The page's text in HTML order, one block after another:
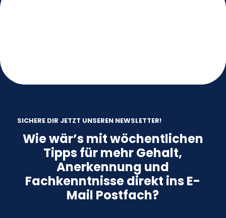
SICHERE DIR JETZT UNSEREN NEWSLETTER!
Wie wär’s mit wöchentlichen
Tipps für mehr Gehalt,
Anerkennung und
Fachkenntnisse direkt ins E-
Mail Postfach?